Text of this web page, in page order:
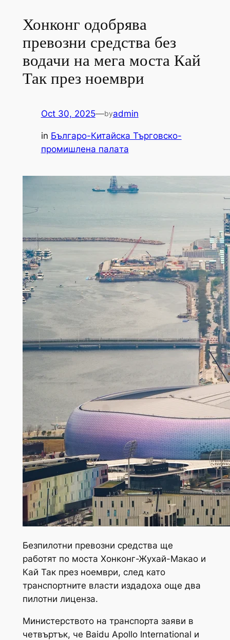
Хонконг одобрява
превозни средства без
водачи на мега моста Кай
Так през ноември
Oct 30, 2025—byadmin
in Българо-Китайска Търговско-
промишлена палaта
Безпилотни превозни средства ще
работят по моста Хонконг-Жухай-Макао и
Кай Так през ноември, след като
транспортните власти издадоха още два
пилотни лиценза.
Министерството на транспорта заяви в
четвъртък, че Baidu Apollo International и